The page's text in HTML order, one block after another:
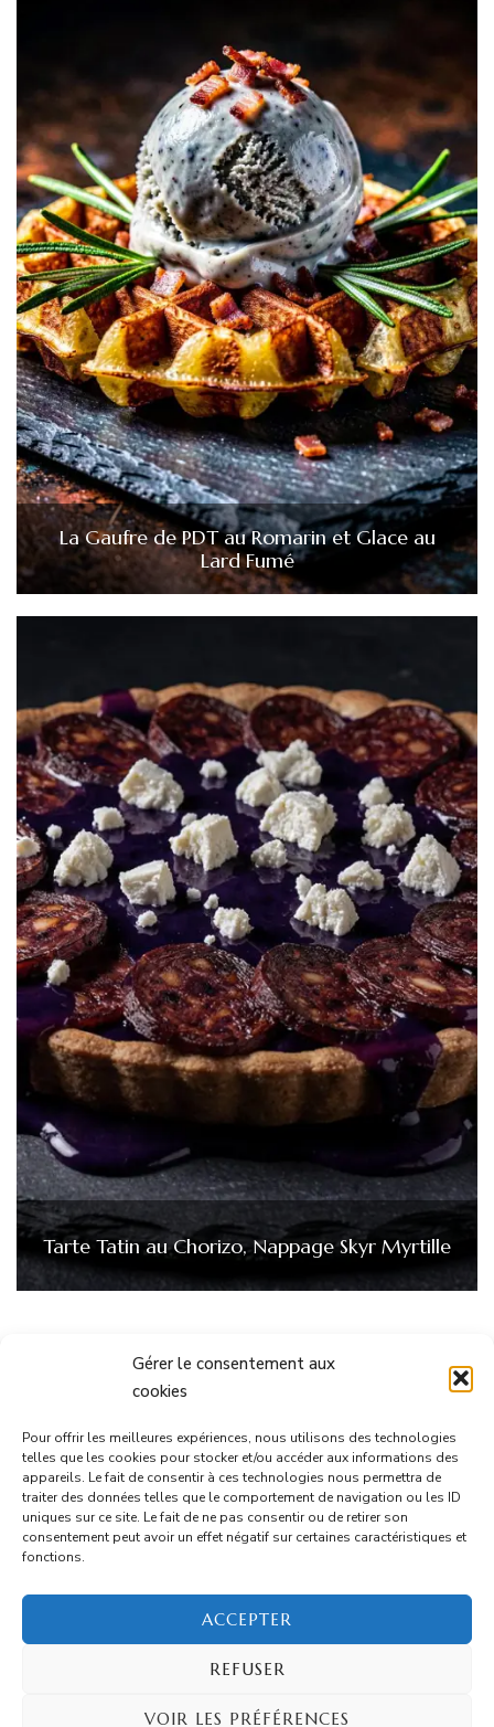
Gérer le consentement aux
cookies
Pour offrir les meilleures expériences, nous utilisons des technologies
telles que les cookies pour stocker et/ou accéder aux informations des
appareils. Le fait de consentir à ces technologies nous permettra de
traiter des données telles que le comportement de navigation ou les ID
uniques sur ce site. Le fait de ne pas consentir ou de retirer son
consentement peut avoir un effet négatif sur certaines caractéristiques et
fonctions.
ACCEPTER
REFUSER
VOIR LES PRÉFÉRENCES
La Gaufre de PDT au Romarin et Glace au
Lard Fumé
Tarte Tatin au Chorizo, Nappage Skyr Myrtille
Informations
Mentions Légales
CGU
Contact
© Copyright 2026 Ton Marmi. Tous droits réservés.